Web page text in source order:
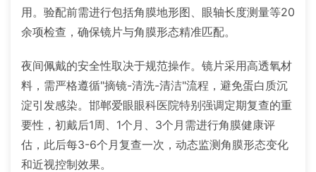
用。验配前需进行包括角膜地形图、眼轴长度测量等20
余项检查，确保镜片与角膜形态精准匹配。
夜间佩戴的安全性取决于规范操作。镜片采用高透氧材
料，需严格遵循"摘镜-清洗-清洁"流程，避免蛋白质沉
淀引发感染。邯郸爱眼眼科医院特别强调定期复查的重
要性，初戴后1周、1个月、3个月需进行角膜健康评
估，此后每3-6个月复查一次，动态监测角膜形态变化
和近视控制效果。